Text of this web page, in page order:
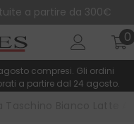
a partire da 300€
00
compresi. Gli ordini
a partire dal 24 agosto.